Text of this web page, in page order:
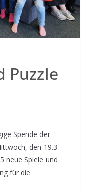
Puzzle
Spende der
den 19.3.
neue Spiele und
für die